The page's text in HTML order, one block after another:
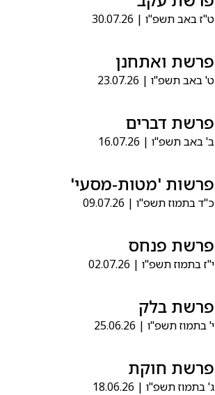
ט"ז באב תשפ"ו | 30.07.26
פרשת ואתחנן
ט' באב תשפ"ו | 23.07.26
פרשת דברים
ב' באב תשפ"ו | 16.07.26
פרשות 'מטות-מסעי'
כ"ד בתמוז תשפ"ו | 09.07.26
פרשת פנחס
י"ז בתמוז תשפ"ו | 02.07.26
פרשת בלק
י' בתמוז תשפ"ו | 25.06.26
פרשת חוקת
ג' בתמוז תשפ"ו | 18.06.26